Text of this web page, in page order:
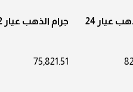
عيار 24 جرام الذهب عيار 22
75,821.51